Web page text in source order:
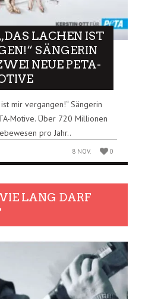
LACHEN IST
SÄNGERIN
NEUE PETA-
mir vergangen!“ Sängerin
Motive. Über 720 Millionen
pro Jahr..
8 NOV. 0
LANG DARF